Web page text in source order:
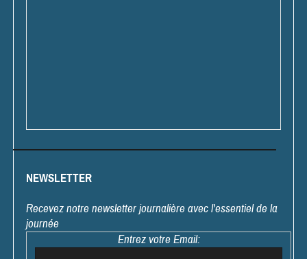
NEWSLETTER
Recevez notre newsletter journalière avec l'essentiel de la
journée
Entrez votre Email: